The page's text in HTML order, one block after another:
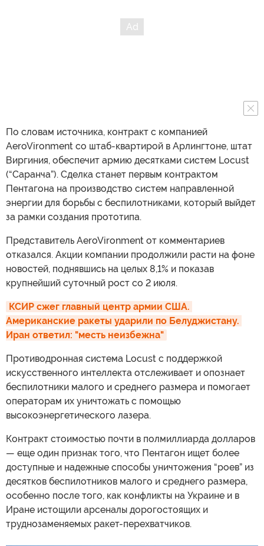
По словам источника, контракт с компанией
AeroVironment со штаб-квартирой в Арлингтоне, штат
Виргиния, обеспечит армию десятками систем Locust
(“Саранча”). Сделка станет первым контрактом
Пентагона на производство систем направленной
энергии для борьбы с беспилотниками, который выйдет
за рамки создания прототипа.
Представитель AeroVironment от комментариев
отказался. Акции компании продолжили расти на фоне
новостей, поднявшись на целых 8,1% и показав
крупнейший суточный рост со 2 июля.
КСИР сжег главный центр армии США.
Американские ракеты ударили по Белуджистану.
Иран ответил: "месть неизбежна"
Противодронная система Locust с поддержкой
искусственного интеллекта отслеживает и опознает
беспилотники малого и среднего размера и помогает
операторам их уничтожать с помощью
высокоэнергетического лазера.
Контракт стоимостью почти в полмиллиарда долларов
— еще один признак того, что Пентагон ищет более
доступные и надежные способы уничтожения “роев” из
десятков беспилотников малого и среднего размера,
особенно после того, как конфликты на Украине и в
Иране истощили арсеналы дорогостоящих и
труднозаменяемых ракет-перехватчиков.